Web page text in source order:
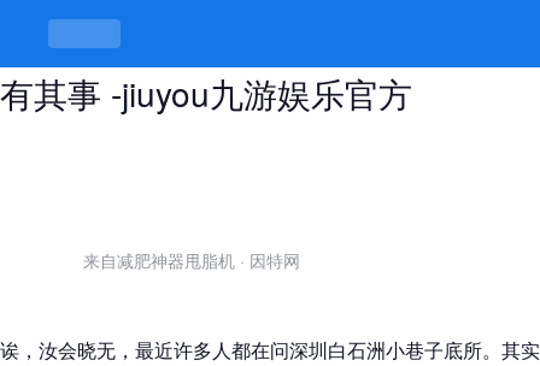
深圳白石洲小巷子在哪里，巷子里面
有其事 -jiuyou九游娱乐官方
来自减肥神器甩脂机 · 因特网
诶，汝会晓无，最近许多人都在问深圳白石洲小巷子底所。其